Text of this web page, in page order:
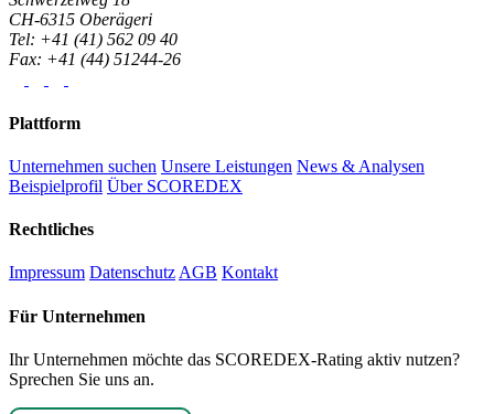
CH-6315 Oberägeri
Tel: +41 (41) 562 09 40
Fax: +41 (44) 51244-26
Plattform
Unternehmen suchen Unsere Leistungen News & Analysen
Beispielprofil Über SCOREDEX
Rechtliches
Impressum Datenschutz AGB Kontakt
Für Unternehmen
Ihr Unternehmen möchte das SCOREDEX-Rating aktiv nutzen?
Sprechen Sie uns an.